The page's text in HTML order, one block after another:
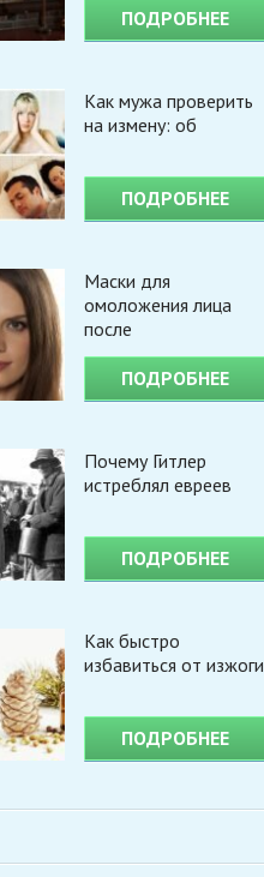
ПОДРОБНЕЕ
Как мужа проверить
на измену: об
ПОДРОБНЕЕ
Маски для
омоложения лица
после
ПОДРОБНЕЕ
Почему Гитлер
истреблял евреев
ПОДРОБНЕЕ
Как быстро
избавиться от изжоги
ПОДРОБНЕЕ